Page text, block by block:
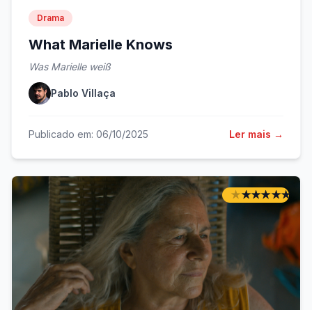
Drama
What Marielle Knows
Was Marielle weiß
Pablo Villaça
Publicado em: 06/10/2025 Ler mais →
★★
★★
★★
★★
★★